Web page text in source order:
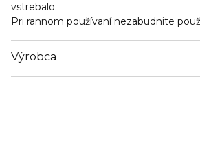
vstrebalo.
Pri rannom používaní nezabudnite
Výrobca